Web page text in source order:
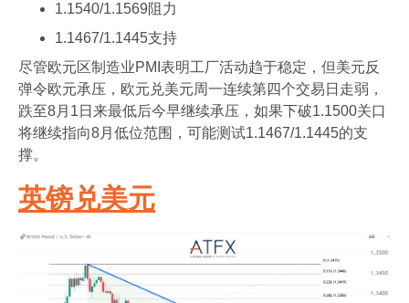
1.1540/1.1569阻力
1.1467/1.1445支持
尽管欧元区制造业PMI表明工厂活动趋于稳定，但美元反
弹令欧元承压，欧元兑美元周一连续第四个交易日走弱，
跌至8月1日来最低后今早继续承压，如果下破1.1500关口
将继续指向8月低位范围，可能测试1.1467/1.1445的支
撑。
英镑兑美元